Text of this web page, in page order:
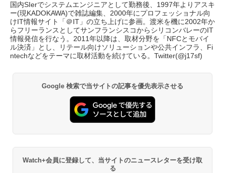
国内SIerでシステムエンジニアとして勤務後、1997年よりアスキ
ー(現KADOKAWA)で雑誌編集、2000年にプロフェッショナル向
けIT情報サイト「＠IT」の立ち上げに参画。渡米を機に2002年か
らフリーランスとしてサンフランシスコからシリコンバレーのIT
情報発信を行なう。2011年以降は、取材分野を「NFCとモバイ
ル決済」とし、リテール向けソリューションや公共インフラ、Fi
ntechなどをテーマに取材活動を続けている。Twitter(@j17sf)
Google 検索で当サイトの記事を優先表示させる
Watch+会員に登録して、当サイトのニュースレターを受け取
る